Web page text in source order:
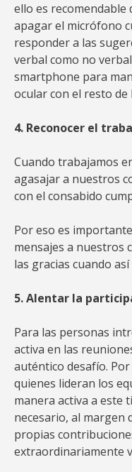
ello es recomendable
apagar el micrófono
responder a las
verbal como no
smartphone para
ocular con el resto
4. Reconocer el
Cuando trabajamos
agasajar a nuestros
con el consabido
Por eso es
mensajes a nuestros
las gracias cuando
5. Alentar la
Para las personas
activa en las
auténtico desafío.
quienes lideran los
manera activa a este
necesario, al margen
propias
extraordinariamente